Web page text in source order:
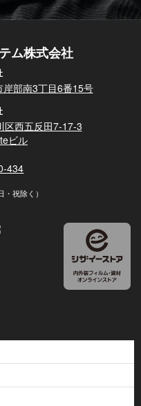
ム株式会社
部南3丁目6番15号
区西五反田7-17-3
ビル
434
祝除く）